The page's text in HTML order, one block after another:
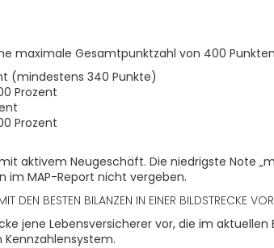
maximale Gesamtpunktzahl von 400
(mindestens 340 Punkte)
Prozent
Prozent
aktivem Neugeschäft. Die niedrigste Note
im MAP-Report nicht vergeben.
DEN BESTEN BILANZEN IN EINER BILDSTRECKE VOR
jene Lebensversicherer vor, die im